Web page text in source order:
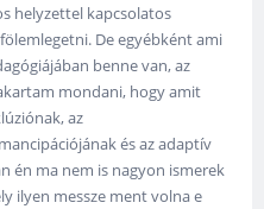
helyzettel kapcsolatos
De egyébként ami
benne van, az
mondani, hogy amit
az
és az adaptív
én ma nem is nagyon ismerek
ilyen messze ment volna e